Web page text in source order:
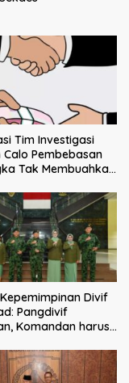
Tim Investigasi
Calo Pembebasan
Tak Membuahkan
Divif
Pangdivif
Komandan harus
bagi prajurit